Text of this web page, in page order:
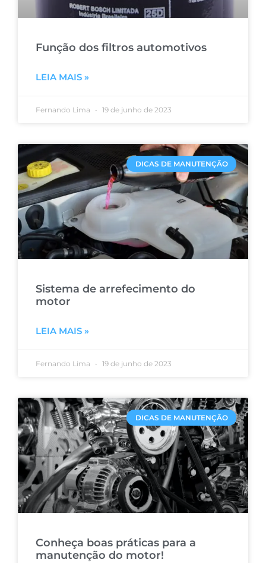
Função dos filtros automotivos
LEIA MAIS »
Fernando Lima 19 de junho de 2023
DICAS DE MANUTENÇÃO
Sistema de arrefecimento do
motor
LEIA MAIS »
Fernando Lima 19 de junho de 2023
DICAS DE MANUTENÇÃO
Conheça boas práticas para a
manutenção do motor!